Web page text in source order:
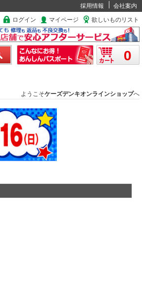
採用情報
会社案内
ログイン マイページ 欲しいものリスト
0
ようこそケーズデンキオンラインショップへ